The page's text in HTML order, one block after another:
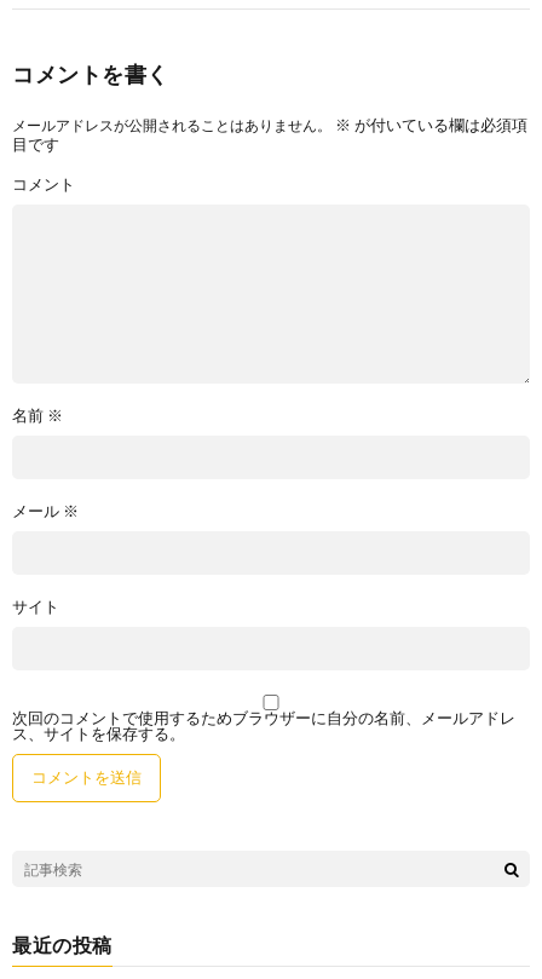
コメントを書く
メールアドレスが公開されることはありません。 ※ が付いている欄は必須項
目です
コメント
名前 ※
メール ※
サイト
次回のコメントで使用するためブラウザーに自分の名前、メールアドレ
ス、サイトを保存する。
最近の投稿